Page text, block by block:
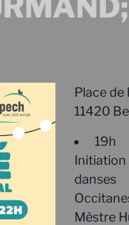
Place de
11420
19h
Initiation
danses
Mèstre